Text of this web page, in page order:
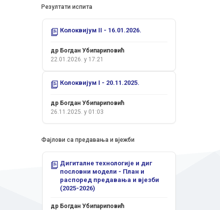
Резултати испита
Колоквијум II - 16.01.2026.
др Богдан Убипариповић
22.01.2026. у 17:21
Колоквијум I - 20.11.2025.
др Богдан Убипариповић
26.11.2025. у 01:03
Фајлови са предавања и вјежби
Дигиталне технологије и диг
пословни модели - План и
распоред предавања и вјезби
(2025-2026)
др Богдан Убипариповић